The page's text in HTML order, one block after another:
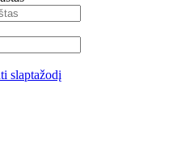
slaptažodį